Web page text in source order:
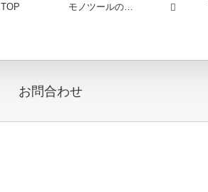
TOP モノツールの…
お問合わせ